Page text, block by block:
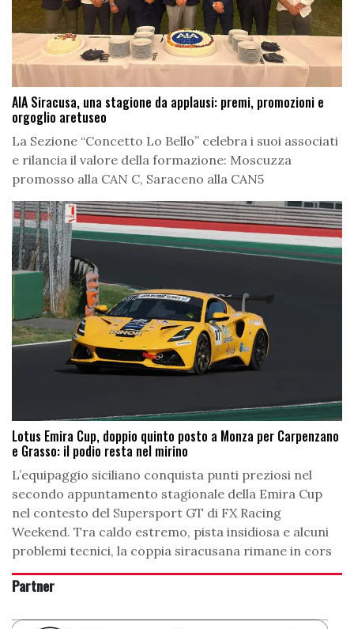
AIA Siracusa, una stagione da applausi: premi, promozioni e
orgoglio aretuseo
La Sezione “Concetto Lo Bello” celebra i suoi associati
e rilancia il valore della formazione: Moscuzza
promosso alla CAN C, Saraceno alla CAN5
Lotus Emira Cup, doppio quinto posto a Monza per Carpenzano
e Grasso: il podio resta nel mirino
L’equipaggio siciliano conquista punti preziosi nel
secondo appuntamento stagionale della Emira Cup
nel contesto del Supersport GT di FX Racing
Weekend. Tra caldo estremo, pista insidiosa e alcuni
problemi tecnici, la coppia siracusana rimane in cors
Partner